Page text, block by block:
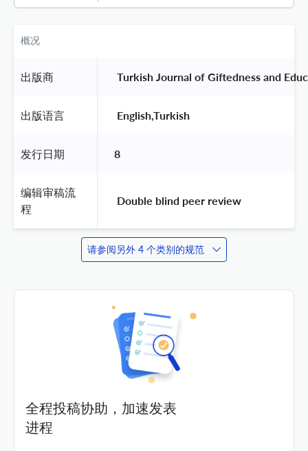
概况
出版商 Turkish Journal of Giftedness and
出版语言 English,Turkish
发行日期 8
编辑审稿流
程
Double blind peer review
请参阅另外 4 个类别的规范
全程投稿协助，加速发表
进程